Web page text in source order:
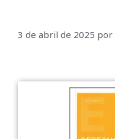
3 de abril de 2025 por